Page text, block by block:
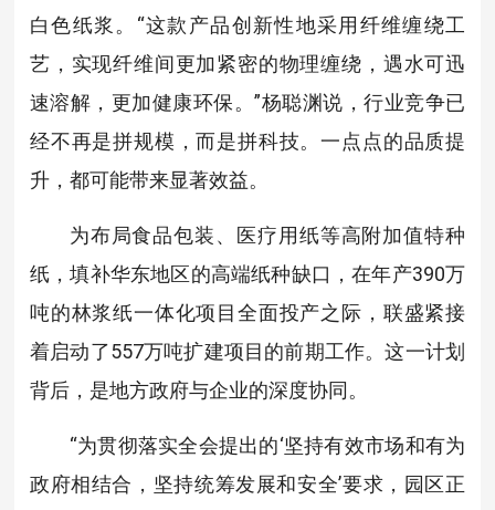
白色纸浆。“这款产品创新性地采用纤维缠绕工
艺，实现纤维间更加紧密的物理缠绕，遇水可迅
速溶解，更加健康环保。”杨聪渊说，行业竞争已
经不再是拼规模，而是拼科技。一点点的品质提
升，都可能带来显著效益。
为布局食品包装、医疗用纸等高附加值特种
纸，填补华东地区的高端纸种缺口，在年产390万
吨的林浆纸一体化项目全面投产之际，联盛紧接
着启动了557万吨扩建项目的前期工作。这一计划
背后，是地方政府与企业的深度协同。
“为贯彻落实全会提出的‘坚持有效市场和有为
政府相结合，坚持统筹发展和安全’要求，园区正